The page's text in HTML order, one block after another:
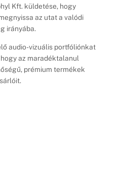
Kft. küldetése, hogy
az utat a valódi
irányába.
audio-vizuális portfóliónkat
az maradéktalanul
prémium termékek